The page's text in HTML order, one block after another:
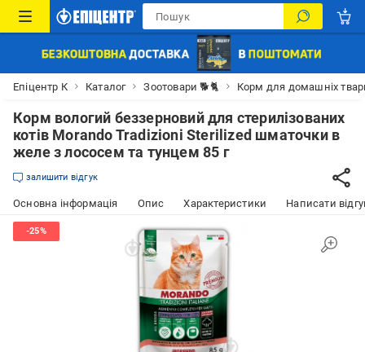
Епіцентр К Каталог Зоотовари 🐕🐈 Корм для домашніх
Корм вологий беззерновий для стерилізованих
котів Morando Tradizioni Sterilized шматочки в
желе з лососем та тунцем 85 г
залишити відгук
Основна інформація Опис Характеристики Написати